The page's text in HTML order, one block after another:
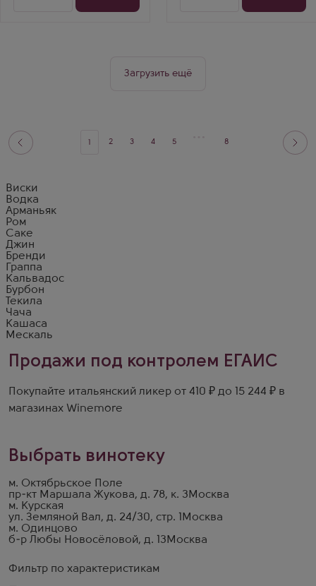
Фильтр по характеристикам
Загрузить ещё
2 3 4 5 8
Виски
Водка
Арманьяк
Ром
Саке
Джин
Бренди
Граппа
Кальвадос
Бурбон
Текила
Чача
Кашаса
Мескаль
Продажи под контролем ЕГАИС
Покупайте итальянский ликер от 410 ₽ до 15 244 ₽ в
магазинах Winemore
Выбрать винотеку
м. Октябрьское Поле
пр-кт Маршала Жукова, д. 78, к. 3 Москва
м. Курская
ул. Земляной Вал, д. 24/30, стр. 1
Москва
м. Одинцово
б-р Любы Новосёловой, д. 13 Москва